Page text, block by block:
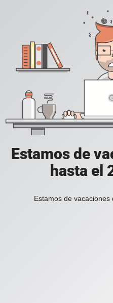
Estamos de
hasta el
Estamos de